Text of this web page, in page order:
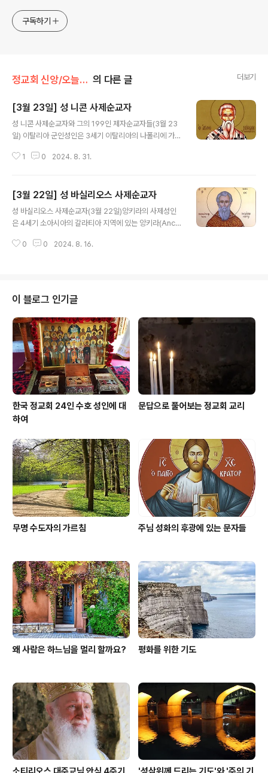
구독하기
정교회 신앙/오늘의 축일 의 다른 글 더보기
[3월 23일] 성 니콘 사제순교자
성 니콘 사제순교자와 그의 199인 제자순교자들(3월 23
일) 이탈리아 군인성인은 3세기 이탈리아의 나폴리에 가까
모로 태어났다. 장성하여 군에 들어간 성인은 어느 날 위험
리스도시여, 오셔서 저를 도와주십시오!”하고 소리를 질렀
다. 그리고는 성호를 긋고 용감히 일어나 전투에 임하였고,
이로써 큰 승리를 거두게 되었다. 전쟁터에서 돌아오는 길
드리고, 세례를 받을 결심을 밝혔다. 사제와 190명의 제자
1 0 2024. 8. 31.
[3월 22일] 성 바실리오스 사제순교자
성 바실리오스 사제순교자(3월 22일)앙키라의 사제성인
은 4세기 소아시아의 갈라티아 지역에 있는 앙키라(Ancy
이단인 아리우스주의에 반대하다 보니 도리어 신성(神性)
콘스탄티우스(Constantius: 337-360) 황제 앞에 끌려
가기도 하였으나 흔들리지 않는 굳건함으로 올바른 믿음을
고백한 뒤 풀려났다. 배교자 율리아누스배교자 율리아누
스 황제가 권력을 잡고(360년) 이교의 신앙으로 되돌아가
려고 시도하자, 성인은 몇 배나 더한 열정으로 거짓 신들에
대한 신앙의 잘못을..
0 0 2024. 8. 16.
이 블로그 인기글
한국 정교회 24인 수호 성인에 대
하여
문답으로 풀어보는 정교회 교리
무명 수도자의 가르침 주님 성화의 후광에 있는 문자들
왜 사람은 하느님을 멀리 할까요? 평화를 위한 기도